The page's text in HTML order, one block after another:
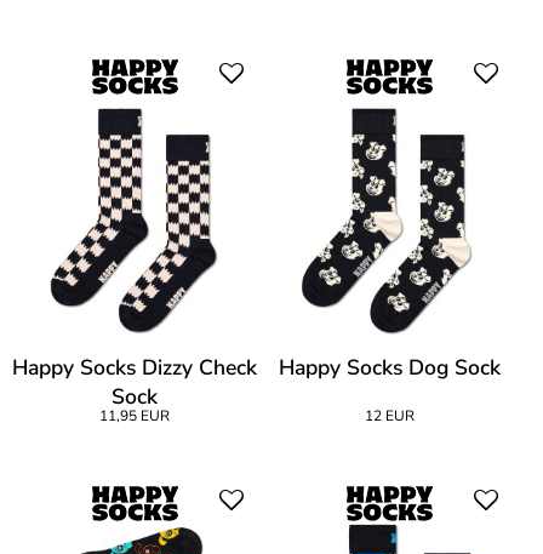
Happy Socks Dizzy Check
Sock
11,95 EUR
Happy Socks Dog Sock
12 EUR